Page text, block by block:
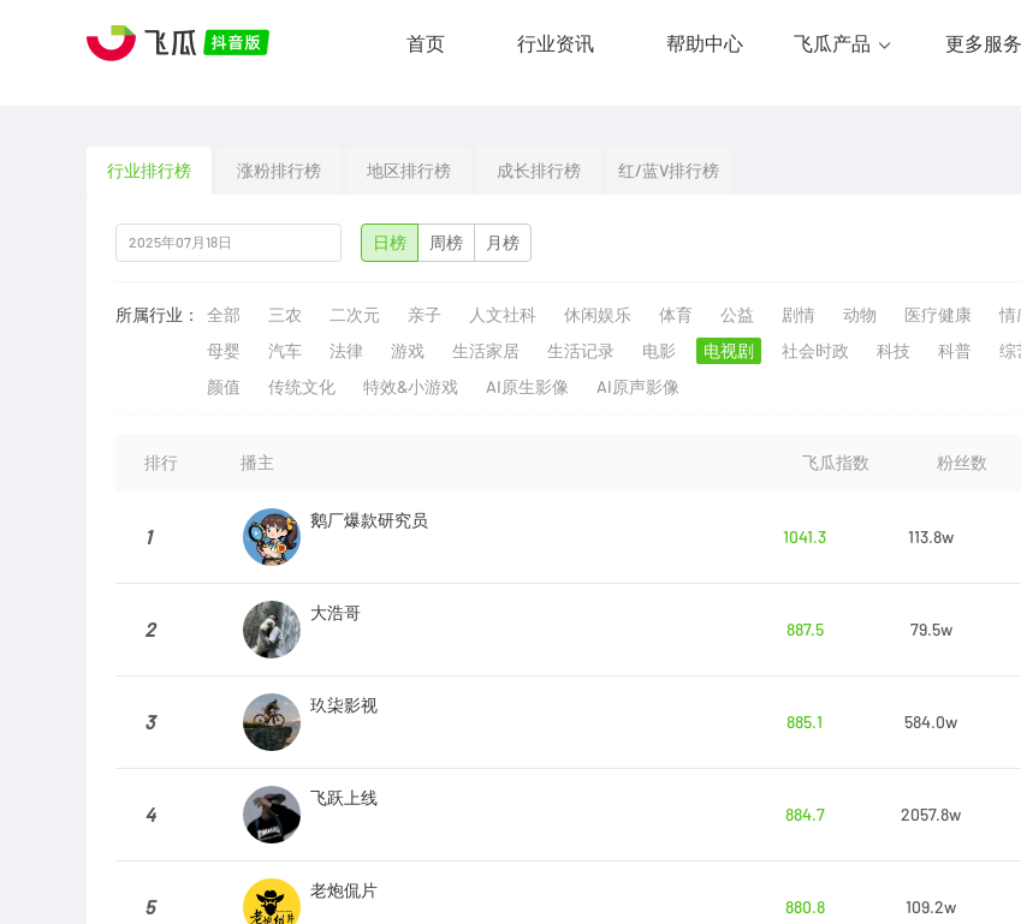
首页 行业资讯 帮助中心 飞瓜产品 更多服务
行业排行榜 涨粉排行榜 地区排行榜 成长排行榜 红/蓝V排行榜
日榜 周榜 月榜
所属行业： 全部 三农 二次元 亲子 人文社科 休闲娱乐 体育 公益 剧情 动物 医疗健康 情
母婴
汽车 法律 游戏 生活家居 生活记录 电影 电视剧 社会时政 科技 科普 综
颜值
传统文化 特效&小游戏 AI原生影像 AI原声影像
排行 播主 飞瓜指数 粉丝数
1
鹅厂爆款研究员
1041.3
113.8w
2
大浩哥
887.5
79.5w
3
玖柒影视
885.1
584.0w
4
飞跃上线
884.7
2057.8w
5
老炮侃片
880.8
109.2w